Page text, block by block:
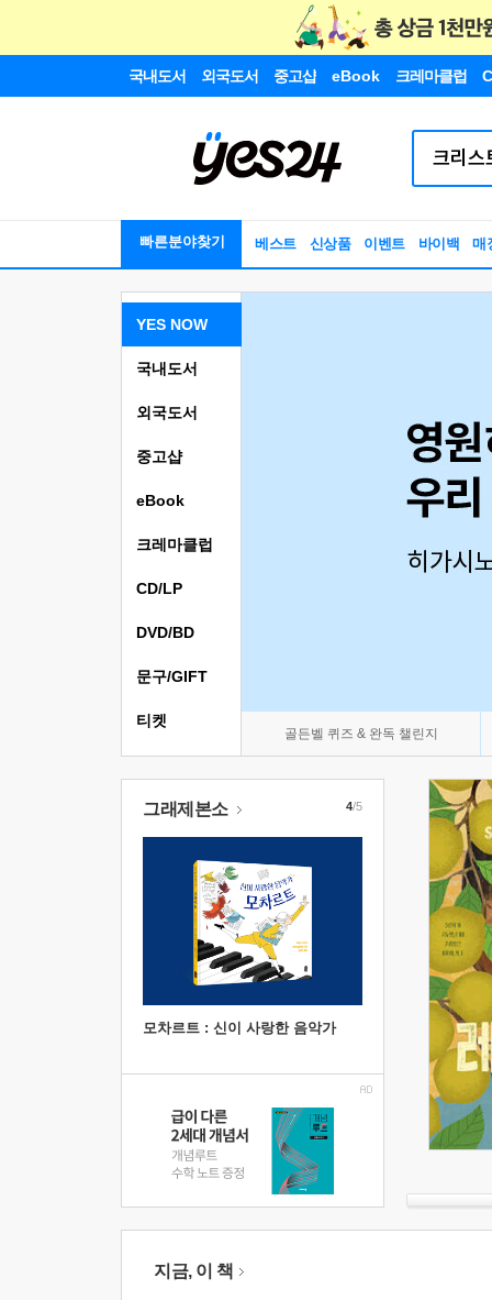
국내도서 외국도서 중고샵 eBook 크레마클럽
빠른분야찾기 베스트 신상품 이벤트 바이백 매
YES NOW
골든벨 퀴즈 & 완독 챌린지
국내도서
외국도서
중고샵
eBook
크레마클럽
CD/LP
DVD/BD
문구/GIFT
티켓
그래제본소
모차르트 : 신이 사랑한 음악가
4/5
지금, 이 책